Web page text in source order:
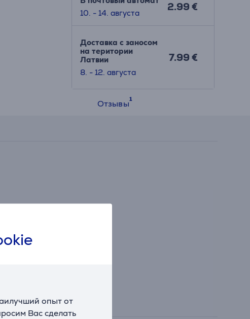
опыт от
Вас сделать
10. - 14. августа
2.99 €
Доставка с заносом
на територии
Латвии
8. - 12. августа
7.99 €
Отзывы